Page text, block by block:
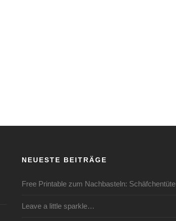
NEUESTE BEITRÄGE
Free Printable zum Nachbasteln: Schäfchentüte
Leave a little sparkle…